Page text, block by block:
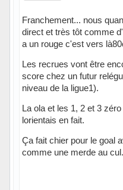
Franchement... nous
direct et très tôt comme
a un rouge c'est vers
Les recrues vont être
score chez un futur
niveau de la ligue1).
La ola et les 1, 2 et 3
lorientais en fait.
Ça fait chier pour le goal
comme une merde au cul.